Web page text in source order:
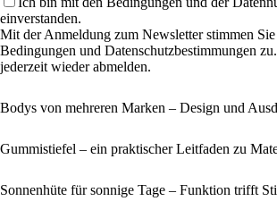
einverstanden.
Mit der Anmeldung zum Newsletter stimmen Sie
Bedingungen und Datenschutzbestimmungen
jederzeit wieder abmelden.
Bodys von mehreren Marken – Design und
Gummistiefel – ein praktischer Leitfaden zu
Sonnenhüte für sonnige Tage – Funktion trifft